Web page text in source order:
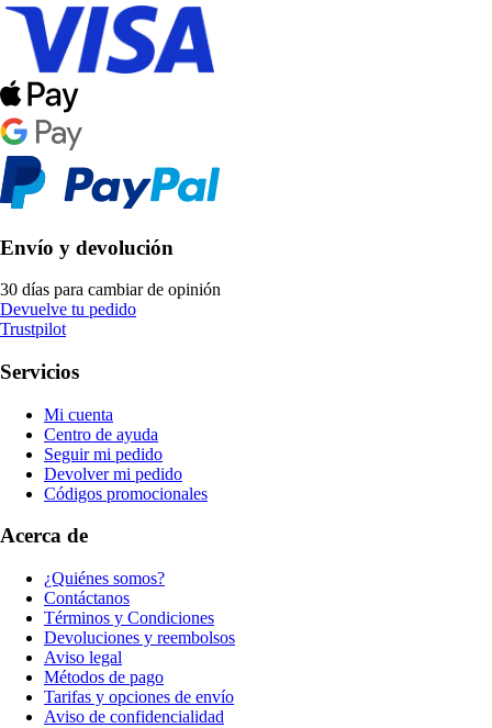
Envío y devolución
30 días para cambiar de opinión
Devuelve tu pedido
Trustpilot
Servicios
Mi cuenta
Centro de ayuda
Seguir mi pedido
Devolver mi pedido
Códigos promocionales
Acerca de
¿Quiénes somos?
Contáctanos
Términos y Condiciones
Devoluciones y reembolsos
Aviso legal
Métodos de pago
Tarifas y opciones de envío
Aviso de confidencialidad